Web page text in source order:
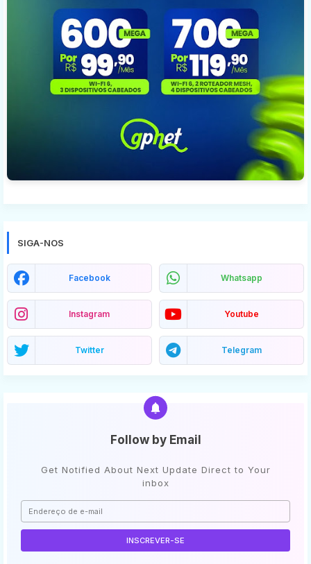
SIGA-NOS
Facebook Whatsapp
Instagram Youtube
Twitter Telegram
Follow by Email
Get Notified About Next Update Direct to Your
inbox